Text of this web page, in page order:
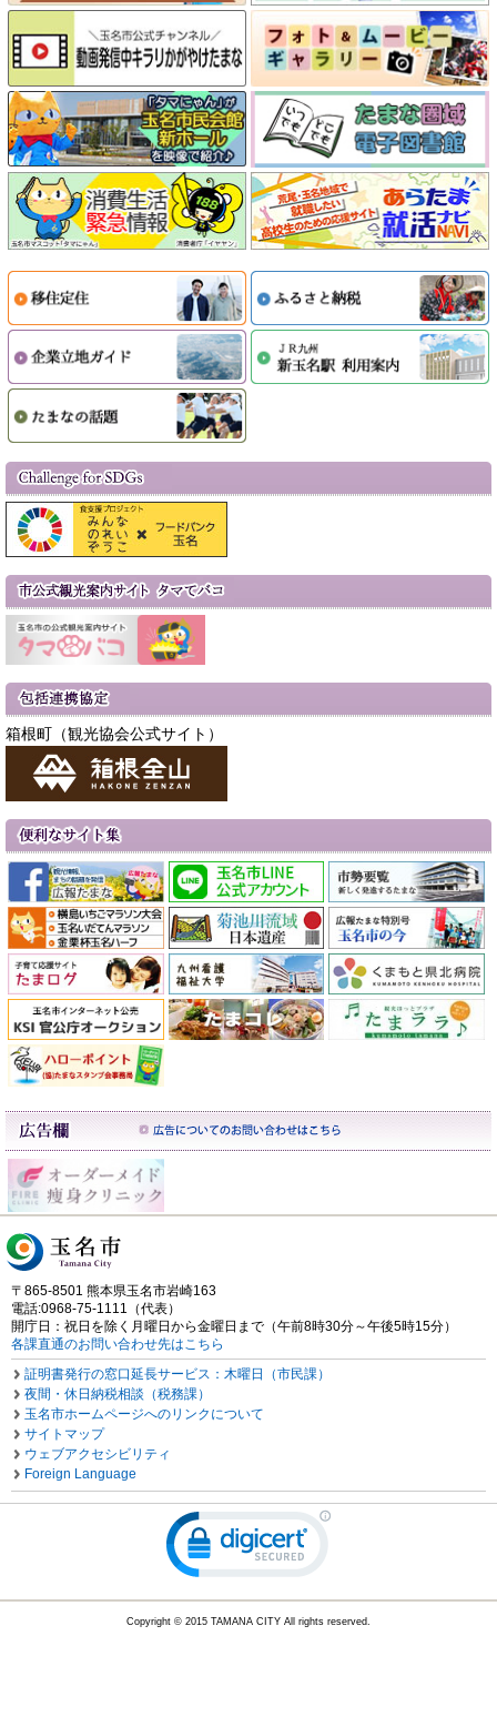
箱根町（観光協会公式サイト）
〒865-8501 熊本県玉名市岩崎163
電話:0968-75-1111（代表）
開庁日：祝日を除く月曜日から金曜日まで（午前8時30分～午後5時15分）
各課直通のお問い合わせ先はこちら
証明書発行の窓口延長サービス：木曜日（市民課）
夜間・休日納税相談（税務課）
玉名市ホームページへのリンクについて
サイトマップ
ウェブアクセシビリティ
Foreign Language
Copyright © 2015 TAMANA CITY All rights reserved.